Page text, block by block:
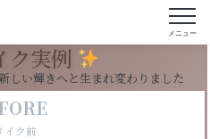
メニュー
グからクロスデザインの
リフォーム
ク実例
しい輝きへと生まれ変わりました
イク前